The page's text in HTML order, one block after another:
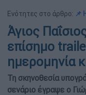
Ενότητες στο άρθρο: 📌
Άγιος
επίσημο
ημερομηνία
Τη σκηνοθεσία
σενάριο έγραψε ο